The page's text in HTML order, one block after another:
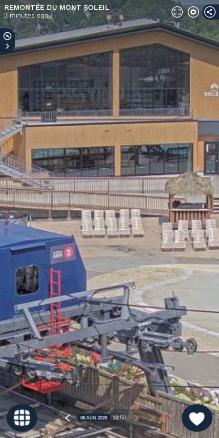
REMONTÉE DU MONT SOLEIL
3 minutes ago
06 AUG 2026 10:50